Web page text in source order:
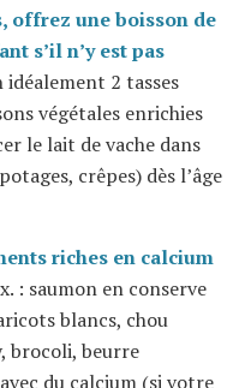
offrez une boisson de
s’il n’y est pas
2 tasses
végétales enrichies
le lait de vache dans
crêpes) dès l’âge
riches en calcium
: saumon en conserve
blancs, chou
brocoli, beurre
du calcium (si votre